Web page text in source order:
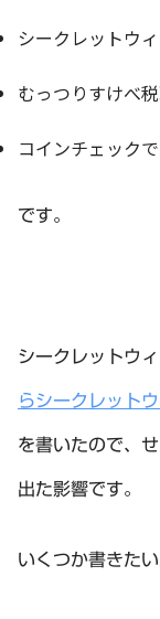
シークレットウ
むっつりすけべ
コインチェック
です。
シークレットウ
らシークレット
を書いたので、
出た影響です。
いくつか書きた